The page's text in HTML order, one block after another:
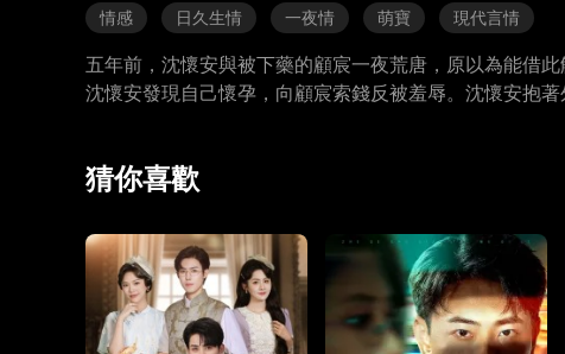
情感 日久生情 一夜情 萌寶 現代言情
五年前，沈懷安與被下藥的顧宸一夜荒唐，原以為能借
沈懷安發現自己懷孕，向顧宸索錢反被羞辱。沈懷安抱
猜你喜歡